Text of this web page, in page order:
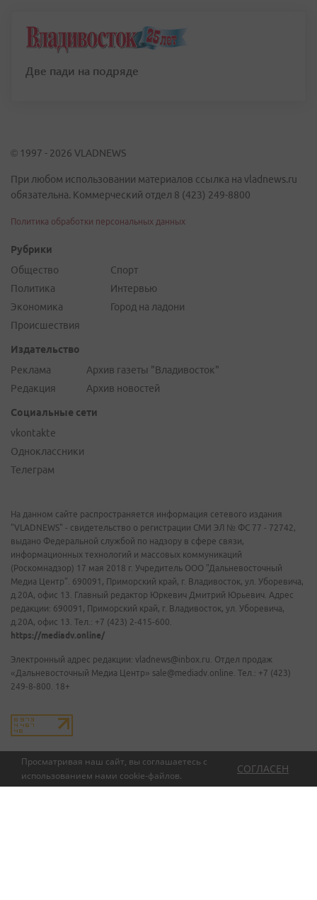
Просматривая наш сайт, вы соглашаетесь с
использованием нами cookie-файлов.
СОГЛАСЕН
Две пади на подряде
© 1997 - 2026 VLADNEWS
При любом использовании материалов ссылка на vladnews.ru
обязательна. Коммерческий отдел 8 (423) 249-8800
Политика обработки персональных данных
Рубрики
Общество
Политика
Экономика
Происшествия
Спорт
Интервью
Город на ладони
Издательство
Реклама
Редакция
Архив газеты "Владивосток"
Архив новостей
Социальные сети
vkontakte
Одноклассники
Телеграм
На данном сайте распространяется информация сетевого издания
"VLADNEWS" - свидетельство о регистрации СМИ ЭЛ № ФС 77 - 72742,
выдано Федеральной службой по надзору в сфере связи,
информационных технологий и массовых коммуникаций
(Роскомнадзор) 17 мая 2018 г. Учредитель ООО "Дальневосточный
Медиа Центр". 690091, Приморский край, г. Владивосток, ул. Уборевича,
д.20А, офис 13. Главный редактор Юркевич Дмитрий Юрьевич. Адрес
редакции: 690091, Приморский край, г. Владивосток, ул. Уборевича,
д.20А, офис 13. Тел.: +7 (423) 2-415-600.
https://mediadv.online/
Электронный адрес редакции: vladnews@inbox.ru. Отдел продаж
«Дальневосточный Медиа Центр» sale@mediadv.online. Тел.: +7 (423)
249-8-800. 18+